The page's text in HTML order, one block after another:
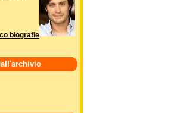
biografie